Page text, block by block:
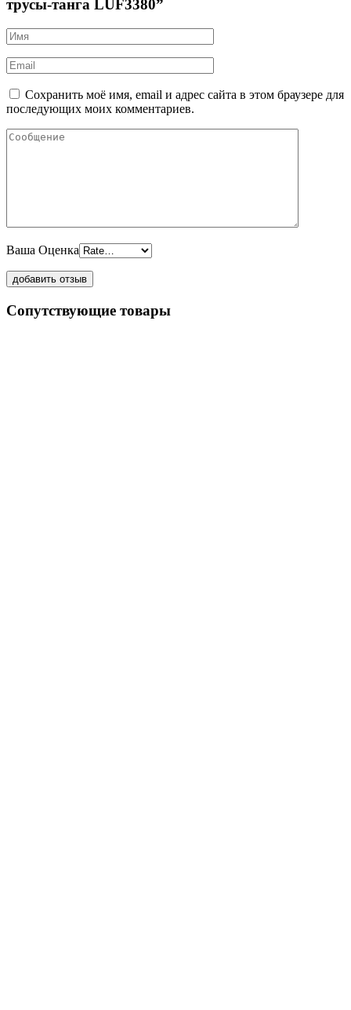
трусы-танга LUF3380”
Сохранить моё имя, email и адрес сайта в этом браузере для
последующих моих комментариев.
Ваша Оценка
Сопутствующие товары